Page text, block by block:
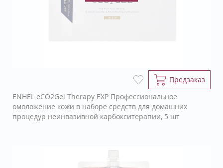
Предзаказ
ENHEL eCO2Gel Therapy EXP Профессиональное
омоложение кожи в наборе средств для домашних
процедур неинвазивной карбокситерапии, 5 шт